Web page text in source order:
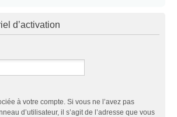
d’activation
à votre compte. Si vous ne l’avez pas
d’utilisateur, il s’agit de l’adresse que vous